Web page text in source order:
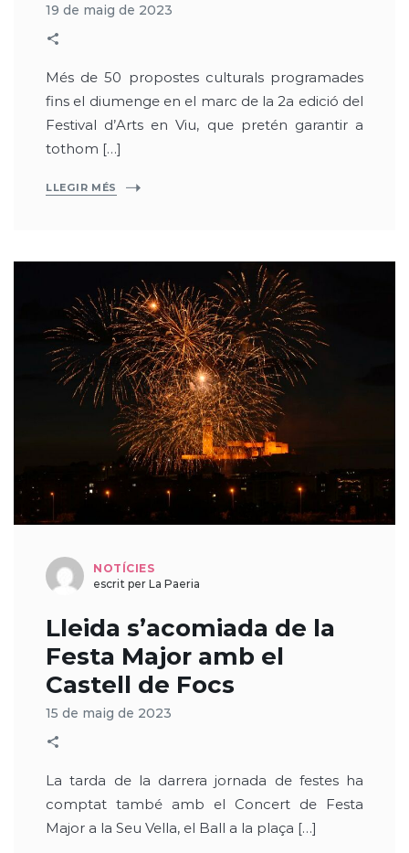
19 de maig de 2023
Més de 50 propostes culturals programades
fins el diumenge en el marc de la 2a edició del
Festival d’Arts en Viu, que pretén garantir a
tothom […]
LLEGIR MÉS
NOTÍCIES
escrit per La Paeria
Lleida s’acomiada de la
Festa Major amb el
Castell de Focs
15 de maig de 2023
La tarda de la darrera jornada de festes ha
comptat també amb el Concert de Festa
Major a la Seu Vella, el Ball a la plaça […]